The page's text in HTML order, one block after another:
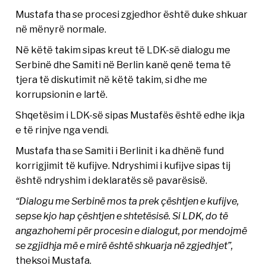
Mustafa tha se procesi zgjedhor është duke shkuar
në mënyrë normale.
Në këtë takim sipas kreut të LDK-së dialogu me
Serbinë dhe Samiti në Berlin kanë qenë tema të
tjera të diskutimit në këtë takim, si dhe me
korrupsionin e lartë.
Shqetësim i LDK-së sipas Mustafës është edhe ikja
e të rinjve nga vendi.
Mustafa tha se Samiti i Berlinit i ka dhënë fund
korrigjimit të kufijve. Ndryshimi i kufijve sipas tij
është ndryshim i deklaratës së pavarësisë.
“Dialogu me Serbinë mos ta prek çështjen e kufijve,
sepse kjo hap çështjen e shtetësisë. Si LDK, do të
angazhohemi për procesin e dialogut, por mendojmë
se zgjidhja më e mirë është shkuarja në zgjedhjet”,
theksoi Mustafa.